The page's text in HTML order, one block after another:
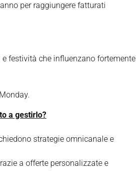
per raggiungere fatturati
festività che influenzano fortemente
a gestirlo?
strategie omnicanale e
a offerte personalizzate e